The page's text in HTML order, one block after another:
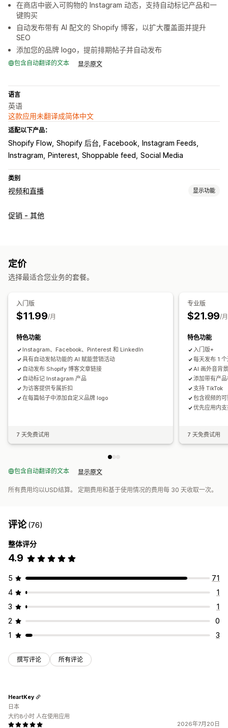
在商店中嵌入可购物的 Instagram 动态，支持自动标记产品和一
键购买
自动发布带有 AI 配文的 Shopify 博客，以扩大覆盖面并提升
SEO
添加您的品牌 logo，提前排期帖子并自动发布
包含自动翻译的文本 显示原文
语言
英语
这款应用未翻译成简体中文
适配以下产品：
Shopify Flow Shopify 后台 Facebook
Instagram Feeds
Instragram
Pinterest Shoppable feed Social Media
类别
视频和直播 显示功能
视频管理
自定义
视频编辑 视频模板 视频背景
促销 - 其他
定价
选择最适合您业务的套餐。
入门版
$11.99/月
特色功能
Instagram、Facebook、Pinterest 和 LinkedIn
具有自动发帖功能的 AI 赋能营销活动
自动发布 Shopify 博客文章链接
自动标记 Instagram 产品
为访客提供专属折扣
在每篇帖子中添加自定义品牌 logo
7 天免费试用
专业版
$21.99/月
特色功能
入门版+
每天发布 1
AI 画外音背
添加带有产
支持 TikTok
包含视频的
优先应用内
7 天免费试用
包含自动翻译的文本 显示原文
所有费用均以USD结算。 定期费用和基于使用情况的费用每 30 天收取一次。
评论(76)
整体评分
4.9
5
71
4
1
3
1
2
0
1
3
撰写评论 所有评论
2026年7月20日
HeartKey
日本
大约8小时 人在使用应用